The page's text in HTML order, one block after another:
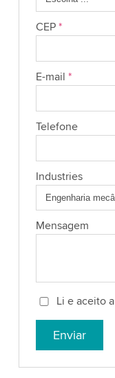
CEP *
E-mail *
Telefone
Industries
Mensagem
Li e aceito a
Enviar